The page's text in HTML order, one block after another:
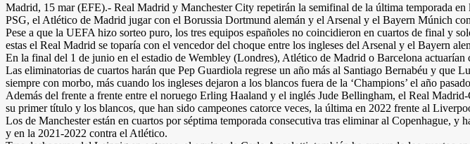
Madrid, 15 mar (EFE).- Real Madrid y Manchester City repetirán la semifinal de la última temporada
PSG, el Atlético de Madrid jugar con el Borussia Dortmund alemán y el Arsenal y el Bayern Múnich
Pese a que la UEFA hizo sorteo puro, los tres equipos españoles no coincidieron en cuartos de final y
estas el Real Madrid se toparía con el vencedor del choque entre los ingleses del Arsenal y el Bayern
En la final del 1 de junio en el estadio de Wembley (Londres), Atlético de Madrid o Barcelona actuarían
Las eliminatorias de cuartos harán que Pep Guardiola regrese un año más al Santiago Bernabéu y
siempre con morbo, más cuando los ingleses dejaron a los blancos fuera de la ‘Champions’ el año
Además del frente a frente entre el noruego Erling Haaland y el inglés Jude Bellingham, el Real
su primer título y los blancos, que han sido campeones catorce veces, la última en 2022 frente al
Los de Manchester están en cuartos por séptima temporada consecutiva tras eliminar al Copenhague,
y en la 2021-2022 contra el Atlético.